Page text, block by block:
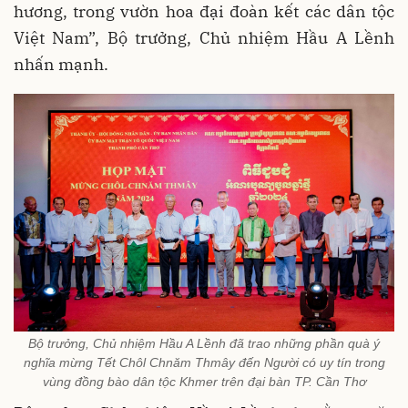
hương, trong vườn hoa đại đoàn kết các dân tộc
Việt Nam”, Bộ trưởng, Chủ nhiệm Hầu A Lềnh
nhấn mạnh.
Bộ trưởng, Chủ nhiệm Hầu A Lềnh đã trao những phần quà ý
nghĩa mừng Tết Chôl Chnăm Thmây đến Người có uy tín trong
vùng đồng bào dân tộc Khmer trên đại bàn TP. Cần Thơ